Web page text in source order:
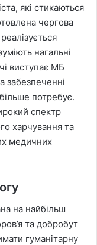
які стикаються
чергова
нагальні
виступає МБ
забезпеченні
потребує.
спектр
харчування та
медичних
на найбільш
та добробут
гуманітарну